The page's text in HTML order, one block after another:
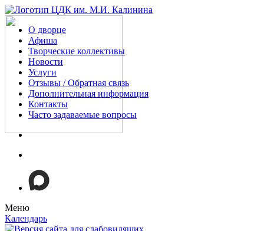
О дворце
Афиша
Творческие коллективы
Новости
Услуги
Отзывы / Обратная связь
Дополнительная информация
Контакты
Часто задаваемые вопросы
Меню
Календарь